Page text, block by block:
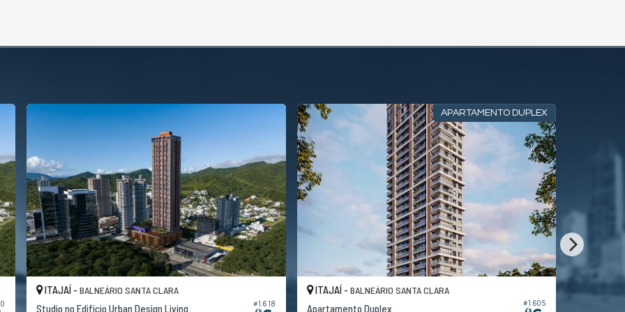
#1.618
ITAJAÍ -BALNEÁRIO SANTA CLARA
Studio no Edifício Urban Design Living
APARTAMENTO DUPLEX
#1.605
ITAJAÍ - BALNEÁRIO SANTA CLARA
Apartamento Duplex